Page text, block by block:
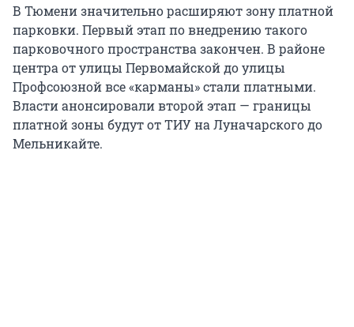
В Тюмени значительно расширяют зону платной
парковки. Первый этап по внедрению такого
парковочного пространства закончен. В районе
центра от улицы Первомайской до улицы
Профсоюзной все «карманы» стали платными.
Власти анонсировали второй этап — границы
платной зоны будут от ТИУ на Луначарского до
Мельникайте.